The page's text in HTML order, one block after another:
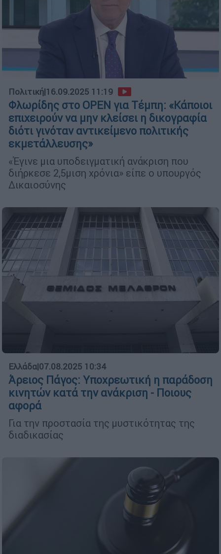
Πολιτική|16.09.2025 11:19
Φλωρίδης στο OPEN για Τέμπη: «Κάποιοι
επιχειρούν να μην κλείσει η δικογραφία
διότι γινόταν αντικείμενο πολιτικής
εκμετάλλευσης»
«Έγινε μια υποδειγματική ανάκριση που
διήρκεσε 2,5μιση χρόνια» είπε ο υπουργός
Δικαιοσύνης
Ελλάδα|07.08.2025 10:34
Άρειος Πάγος: Υποχρεωτική η παράδοση
κινητών κατά την ανάκριση - Ποιους
αφορά
Για την προστασία της μυστικότητας της
διαδικασίας